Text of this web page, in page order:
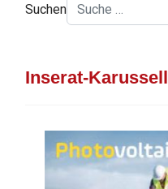
Suchen
Inserat-Karussell